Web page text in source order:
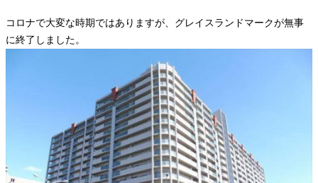
コロナで大変な時期ではありますが、グレイスランドマークが無事
に終了しました。